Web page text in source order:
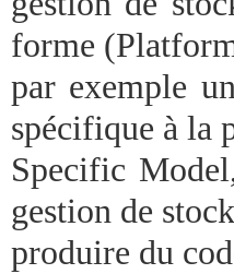
forme
par exemple
spécifique à la
Specific
gestion de
produire du